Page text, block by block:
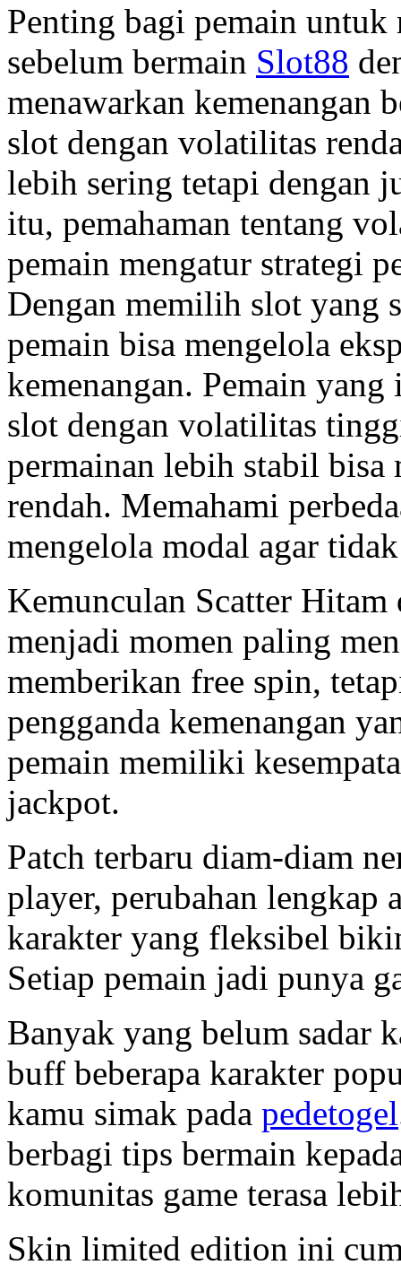
Penting bagi pemain
sebelum bermain Slot88
menawarkan kemenangan
slot dengan volatilitas
lebih sering tetapi dengan
itu, pemahaman tentang
pemain mengatur strategi
Dengan memilih slot yang
pemain bisa mengelola
kemenangan. Pemain
slot dengan volatilitas
permainan lebih stabil
rendah. Memahami
mengelola modal agar
Kemunculan Scatter
menjadi momen paling
memberikan free spin,
pengganda kemenangan
pemain memiliki
jackpot.
Patch terbaru diam-diam
player, perubahan lengkap
karakter yang fleksibel
Setiap pemain jadi punya
Banyak yang belum sadar
buff beberapa karakter
kamu simak pada pedetogel
berbagi tips bermain
komunitas game terasa
Skin limited edition ini